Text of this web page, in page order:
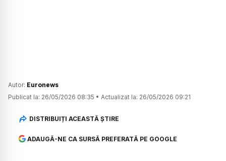
Autor: Euronews
Publicat la: 26/05/2026 08:35 • Actualizat la: 26/05/2026 09:21
DISTRIBUIȚI ACEASTĂ ȘTIRE
ADAUGĂ-NE CA SURSĂ PREFERATĂ PE GOOGLE